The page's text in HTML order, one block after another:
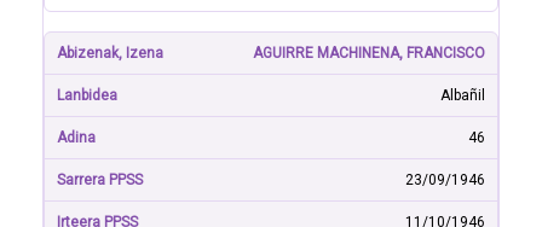
AGUIRRE MACHINENA, FRANCISCO
Albañil
46
23/09/1946
11/10/1946